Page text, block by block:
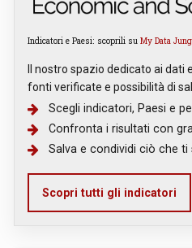
Indicatori e Paesi: scoprili su My Data
Il nostro spazio dedicato ai
fonti verificate e possibilità di
Scegli indicatori, Paesi e
Confronta i risultati con
Salva e condividi ciò che ti
Scopri tutti gli indicatori